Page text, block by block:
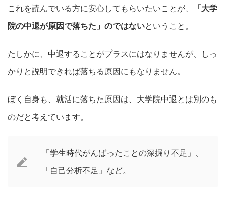
これを読んでいる方に安心してもらいたいことが、
「大学
院の中退が原因で落ちた」のではないということ。
たしかに、中退することがプラスにはなりませんが、しっ
かりと説明できれば落ちる原因にもなりません。
ぼく自身も、就活に落ちた原因は、大学院中退とは別のも
のだと考えています。
「学生時代がんばったことの深掘り不足」、
「自己分析不足」など。